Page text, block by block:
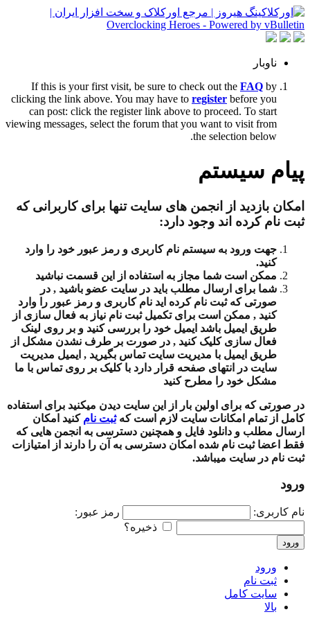
ناوبار
If this is your first visit, be sure to check out the FAQ by
clicking the link above. You may have to register before you
can post: click the register link above to proceed. To start
viewing messages, select the forum that you want to visit from
the selection below.
پیام سیستم
امکان بازدید از انجمن های سایت تنها برای کاربرانی که
ثبت نام کرده اند وجود دارد:
جهت ورود به سیستم نام کاربری و رمز عبور خود را وارد
کنید.
ممکن است شما مجاز به استفاده از این قسمت نباشید
شما برای ارسال مطلب باید در سایت عضو باشید , در
صورتی که ثبت نام کرده اید نام کاربری و رمز عبور را وارد
کنید , ممکن است برای تکمیل ثبت نام نیاز به فعال سازی از
طریق ایمیل باشد ایمیل خود را بررسی کنید و بر روی لینک
فعال سازی کلیک کنید , در صورت بر طرف نشدن مشکل از
طریق ایمیل با مدیریت سایت تماس بگیرید , ایمیل مدیریت
سایت در انتهای صفحه قرار دارد با کلیک بر روی تماس با ما
مشکل خود را مطرح کنید
در صورتی که برای اولین بار از این سایت دیدن میکنید برای استفاده
کامل از تمام امکانات سایت لازم است کهثبت نام کنید امکان
ارسال مطلب و دانلود فایل و همچنین دسترسی به انجمن هایی که
فقط اعضا ثبت نام شده امکان دسترسی به آن را دارند از امتیازات
ثبت نام در سایت میباشد.
ورود
نام کاربری:
رمز عبور:
ذخیره؟
ورود
ورود
ثبت نام
سایت کامل
بالا